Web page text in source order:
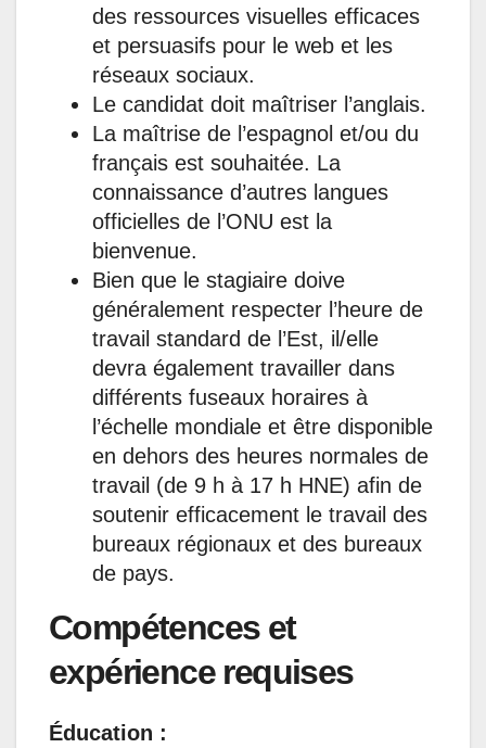
des ressources visuelles efficaces
et persuasifs pour le web et les
réseaux sociaux.
Le candidat doit maîtriser l’anglais.
La maîtrise de l’espagnol et/ou du
français est souhaitée. La
connaissance d’autres langues
officielles de l’ONU est la
bienvenue.
Bien que le stagiaire doive
généralement respecter l’heure de
travail standard de l’Est, il/elle
devra également travailler dans
différents fuseaux horaires à
l’échelle mondiale et être disponible
en dehors des heures normales de
travail (de 9 h à 17 h HNE) afin de
soutenir efficacement le travail des
bureaux régionaux et des bureaux
de pays.
Compétences et
expérience requises
Éducation :